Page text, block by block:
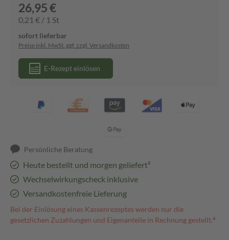
26,95 €
0,21 € / 1 St
sofort lieferbar
Preise inkl. MwSt. ggf. zzgl. Versandkosten
E-Rezept einlösen
Persönliche Beratung
Heute bestellt und morgen geliefert³
Wechselwirkungscheck inklusive
Versandkostenfreie Lieferung
Bei der Einlösung eines Kassenrezeptes werden nur die
gesetzlichen Zuzahlungen und Eigenanteile in Rechnung gestellt.⁴